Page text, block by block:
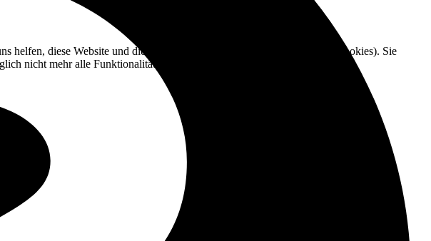
helfen, diese Website und die Nutzererfahrung zu verbessern (Tracking Cookies). Sie
nicht mehr alle Funktionalitäten der Seite zur Verfügung stehen.